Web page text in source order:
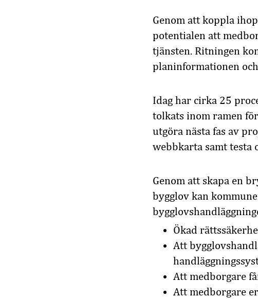
Genom att koppla
potentialen att
tjänsten. Ritningen
planinformationen
Idag har cirka 25
tolkats inom ramen
utgöra nästa fas av
webbkarta samt testa
Genom att skapa en
bygglov kan
Ökad
Att
Att medborgare
Att medborgare